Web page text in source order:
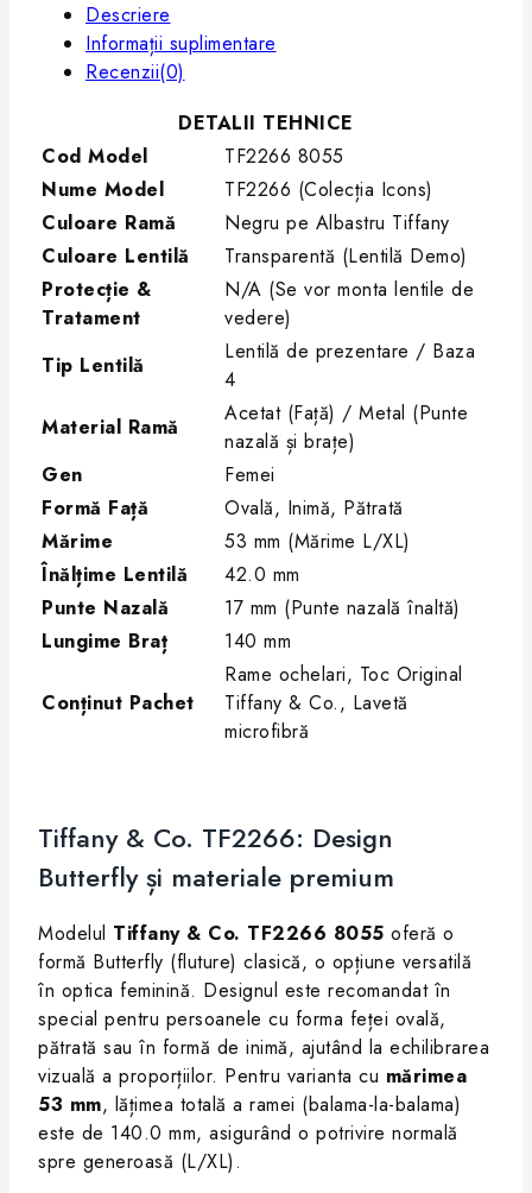
Descriere
Informații suplimentare
Recenzii(0)
DETALII TEHNICE
Cod Model
TF2266 8055
Nume Model
TF2266 (Colecția Icons)
Culoare Ramă
Negru pe Albastru Tiffany
Culoare Lentilă
Transparentă (Lentilă Demo)
Protecție &
Tratament
N/A (Se vor monta lentile de
vedere)
Tip Lentilă
Lentilă de prezentare / Baza
4
Material Ramă
Acetat (Față) / Metal (Punte
nazală și brațe)
Gen
Femei
Formă Față
Ovală, Inimă, Pătrată
Mărime
53 mm (Mărime L/XL)
Înălțime Lentilă
42.0 mm
Punte Nazală
17 mm (Punte nazală înaltă)
Lungime Braț
140 mm
Conținut Pachet
Rame ochelari, Toc Original
Tiffany & Co., Lavetă
microfibră
Tiffany & Co. TF2266: Design
Butterfly și materiale premium
Modelul Tiffany & Co. TF2266 8055 oferă o
formă Butterfly (fluture) clasică, o opțiune versatilă
în optica feminină. Designul este recomandat în
special pentru persoanele cu forma feței ovală,
pătrată sau în formă de inimă, ajutând la echilibrarea
vizuală a proporțiilor. Pentru varianta cu mărimea
53 mm, lățimea totală a ramei (balama-la-balama)
este de 140.0 mm, asigurând o potrivire normală
spre generoasă (L/XL).